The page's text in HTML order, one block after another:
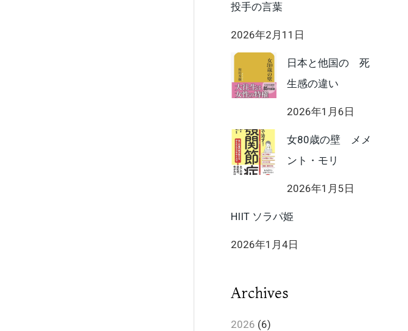
投手の言葉
2026年2月11日
日本と他国の 死
生感の違い
2026年1月6日
女80歳の壁 メメ
ント・モリ
2026年1月5日
HIIT ソラパ姫
2026年1月4日
Archives
2026 (6)